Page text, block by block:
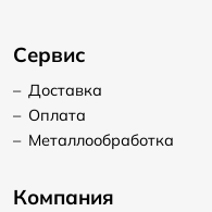
Сервис
– Доставка
– Оплата
– Металлообработка
Компания